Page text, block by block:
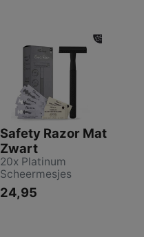
Safety Razor Mat
Zwart
20x Platinum
Scheermesjes
24,95